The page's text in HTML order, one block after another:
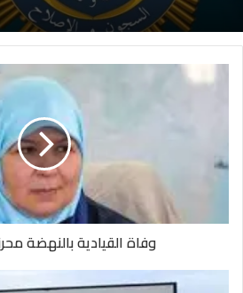
وفاة القيادية بالنهضة